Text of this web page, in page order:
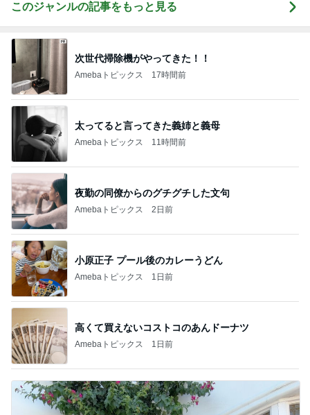
このジャンルの記事をもっと見る
次世代掃除機がやってきた！！
Amebaトピックス 17時間前
太ってると言ってきた義姉と義母
Amebaトピックス 11時間前
夜勤の同僚からのグチグチした文句
Amebaトピックス 2日前
小原正子 プール後のカレーうどん
Amebaトピックス 1日前
高くて買えないコストコのあんドーナツ
Amebaトピックス 1日前